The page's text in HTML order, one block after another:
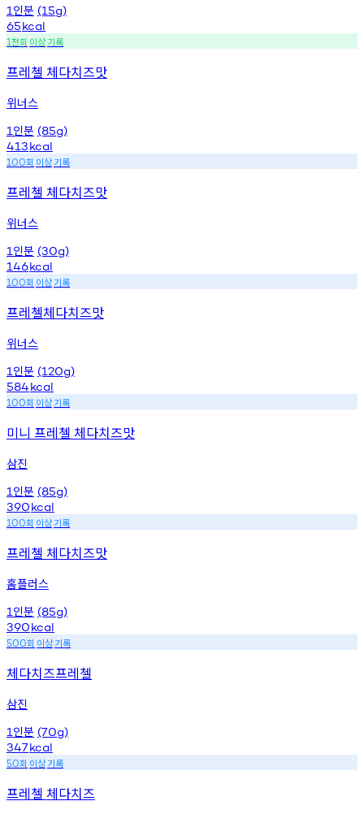
1 인분 (15g)
65kcal
1천회 이상기록
프레첼 체다치즈맛
위너스
1 인분 (85g)
413kcal
100회 이상기록
프레첼 체다치즈맛
위너스
1 인분 (30g)
146kcal
100회 이상기록
프레첼체다치즈맛
위너스
1 인분 (120g)
584kcal
100회 이상기록
미니 프레첼 체다치즈맛
삼진
1 인분 (85g)
390kcal
100회 이상기록
프레첼 체다치즈맛
홈플러스
1 인분 (85g)
390kcal
500회 이상기록
체다치즈프레첼
삼진
1 인분 (70g)
347kcal
50회 이상기록
프레첼 체다치즈